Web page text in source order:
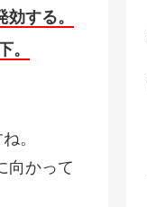
する。
。
。
向かって